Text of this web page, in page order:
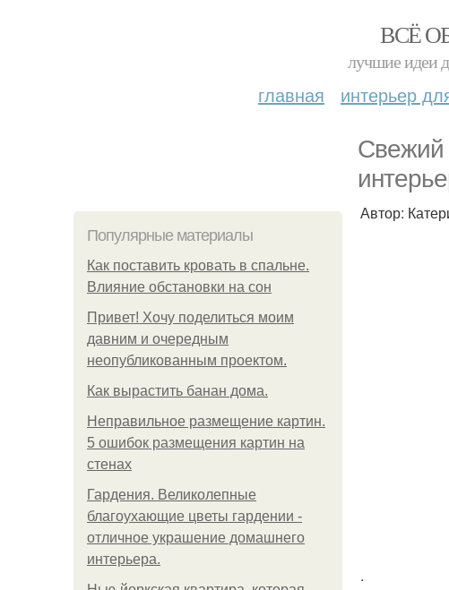
ВСЁ
лучшие идеи
главная интерьер
Свежий
Популярные материалы
Как поставить кровать в спальне.
Влияние обстановки на сон
Привет! Хочу поделиться моим
давним и очередным
неопубликованным проектом.
Как вырастить банан дома.
Неправильное размещение картин.
5 ошибок размещения картин на
стенах
Гардения. Великолепные
благоухающие цветы гардении -
отличное украшение домашнего
интерьера.
Автор:
.